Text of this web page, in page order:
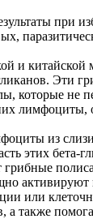
при
и
Эти
которые
лимфоциты,
из
этих
или
а также